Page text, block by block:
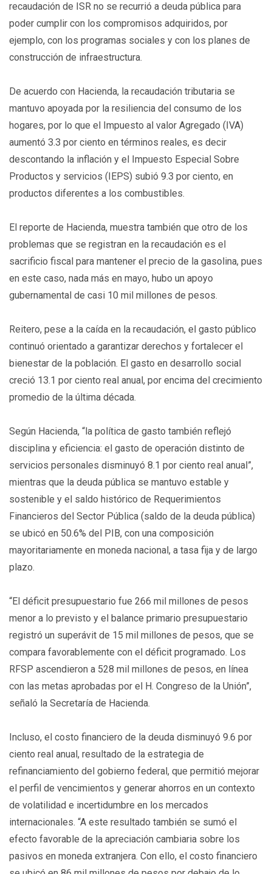
recaudación de ISR no se recurrió a deuda pública para
poder cumplir con los compromisos adquiridos, por
ejemplo, con los programas sociales y con los planes de
construcción de infraestructura.
De acuerdo con Hacienda, la recaudación tributaria se
mantuvo apoyada por la resiliencia del consumo de los
hogares, por lo que el Impuesto al valor Agregado (IVA)
aumentó 3.3 por ciento en términos reales, es decir
descontando la inflación y el Impuesto Especial Sobre
Productos y servicios (IEPS) subió 9.3 por ciento, en
productos diferentes a los combustibles.
El reporte de Hacienda, muestra también que otro de los
problemas que se registran en la recaudación es el
sacrificio fiscal para mantener el precio de la gasolina, pues
en este caso, nada más en mayo, hubo un apoyo
gubernamental de casi 10 mil millones de pesos.
Reitero, pese a la caída en la recaudación, el gasto público
continuó orientado a garantizar derechos y fortalecer el
bienestar de la población. El gasto en desarrollo social
creció 13.1 por ciento real anual, por encima del crecimiento
promedio de la última década.
Según Hacienda, “la política de gasto también reflejó
disciplina y eficiencia: el gasto de operación distinto de
servicios personales disminuyó 8.1 por ciento real anual”,
mientras que la deuda pública se mantuvo estable y
sostenible y el saldo histórico de Requerimientos
Financieros del Sector Pública (saldo de la deuda pública)
se ubicó en 50.6% del PIB, con una composición
mayoritariamente en moneda nacional, a tasa fija y de largo
plazo.
“El déficit presupuestario fue 266 mil millones de pesos
menor a lo previsto y el balance primario presupuestario
registró un superávit de 15 mil millones de pesos, que se
compara favorablemente con el déficit programado. Los
RFSP ascendieron a 528 mil millones de pesos, en línea
con las metas aprobadas por el H. Congreso de la Unión”,
señaló la Secretaría de Hacienda.
Incluso, el costo financiero de la deuda disminuyó 9.6 por
ciento real anual, resultado de la estrategia de
refinanciamiento del gobierno federal, que permitió mejorar
el perfil de vencimientos y generar ahorros en un contexto
de volatilidad e incertidumbre en los mercados
internacionales. “A este resultado también se sumó el
efecto favorable de la apreciación cambiaria sobre los
pasivos en moneda extranjera. Con ello, el costo financiero